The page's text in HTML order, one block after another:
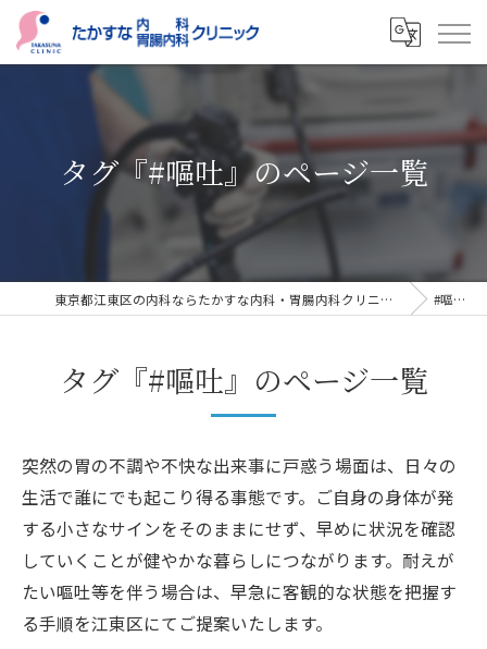
タグ『#嘔吐』のページ一覧
東京都江東区の内科ならたかすな内科・胃腸内科クリニック #嘔吐
タグ『#嘔吐』のページ一覧
突然の胃の不調や不快な出来事に戸惑う場面は、日々の
生活で誰にでも起こり得る事態です。ご自身の身体が発
する小さなサインをそのままにせず、早めに状況を確認
していくことが健やかな暮らしにつながります。耐えが
たい嘔吐等を伴う場合は、早急に客観的な状態を把握す
る手順を江東区にてご提案いたします。